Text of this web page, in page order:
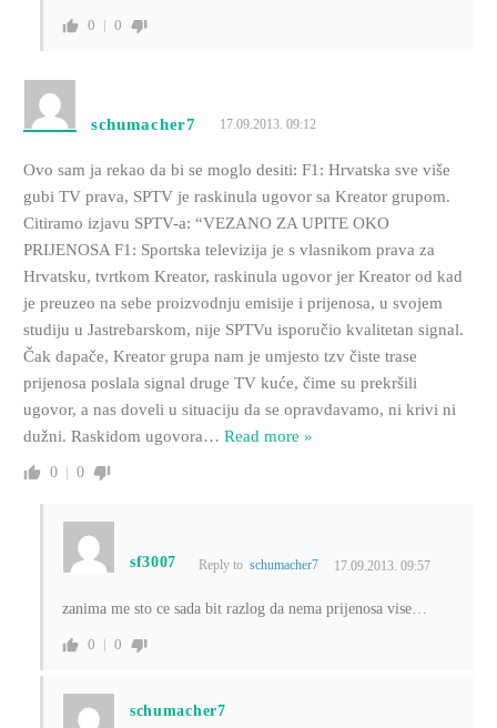
0 0
schumacher7 17.09.2013. 09:12
Ovo sam ja rekao da bi se moglo desiti: F1: Hrvatska sve više
gubi TV prava, SPTV je raskinula ugovor sa Kreator grupom.
Citiramo izjavu SPTV-a: “VEZANO ZA UPITE OKO
PRIJENOSA F1: Sportska televizija je s vlasnikom prava za
Hrvatsku, tvrtkom Kreator, raskinula ugovor jer Kreator od kad
je preuzeo na sebe proizvodnju emisije i prijenosa, u svojem
studiju u Jastrebarskom, nije SPTVu isporučio kvalitetan signal.
Čak dapače, Kreator grupa nam je umjesto tzv čiste trase
prijenosa poslala signal druge TV kuće, čime su prekršili
ugovor, a nas doveli u situaciju da se opravdavamo, ni krivi ni
dužni. Raskidom ugovora… Read more »
0 0
sf3007 Reply toschumacher7 17.09.2013. 09:57
zanima me sto ce sada bit razlog da nema prijenosa vise…
0 0
schumacher7